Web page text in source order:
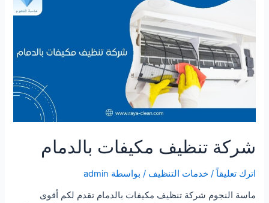
شركة تنظيف مكيفات بالدمام
اترك تعليقاً /خدمات التنظيف / بواسطة admin
ماسة النجوم شركة تنظيف مكيفات بالدمام تقدم لكم أقوى